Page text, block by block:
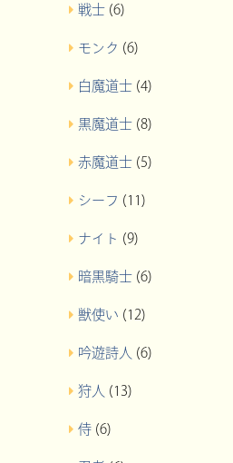
戦士 (6)
モンク (6)
白魔道士 (4)
黒魔道士 (8)
赤魔道士 (5)
シーフ (11)
ナイト (9)
暗黒騎士 (6)
獣使い (12)
吟遊詩人 (6)
狩人 (13)
侍 (6)